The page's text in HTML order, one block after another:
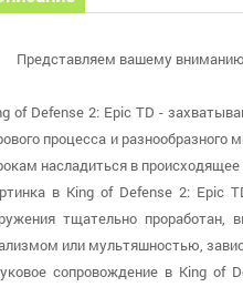
Представляем вашему вниманию
of Defense 2: Epic TD -
процесса и
насладиться в происходящее
в King of Defense 2: Epic
тщательно проработан,
или мультяшностью,
сопровождение в King of